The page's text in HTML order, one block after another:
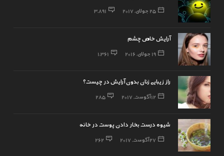
25 جولای, 2017 3,891
آرایش خاص چشم
19 جولای, 2016 1,361
راز زیبایی زنان بدون آرایش در چیست؟
12 آگوست, 2017 285
شیوه درست بخار دادن پوست در خانه
27 آگوست, 2017 262